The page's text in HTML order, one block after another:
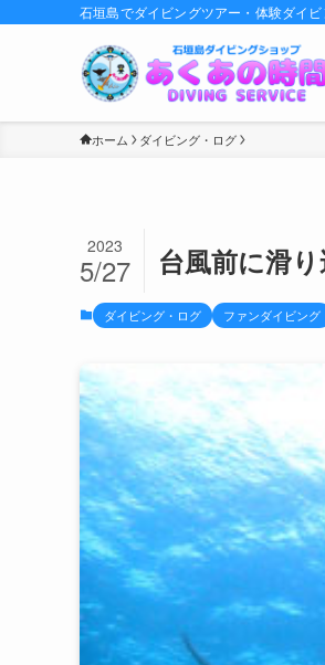
石垣島でダイビングツアー・体験ダイ
ホーム ダイビング・ログ
台風前に滑
2023
5/27
ダイビング・ログ ファンダイビング